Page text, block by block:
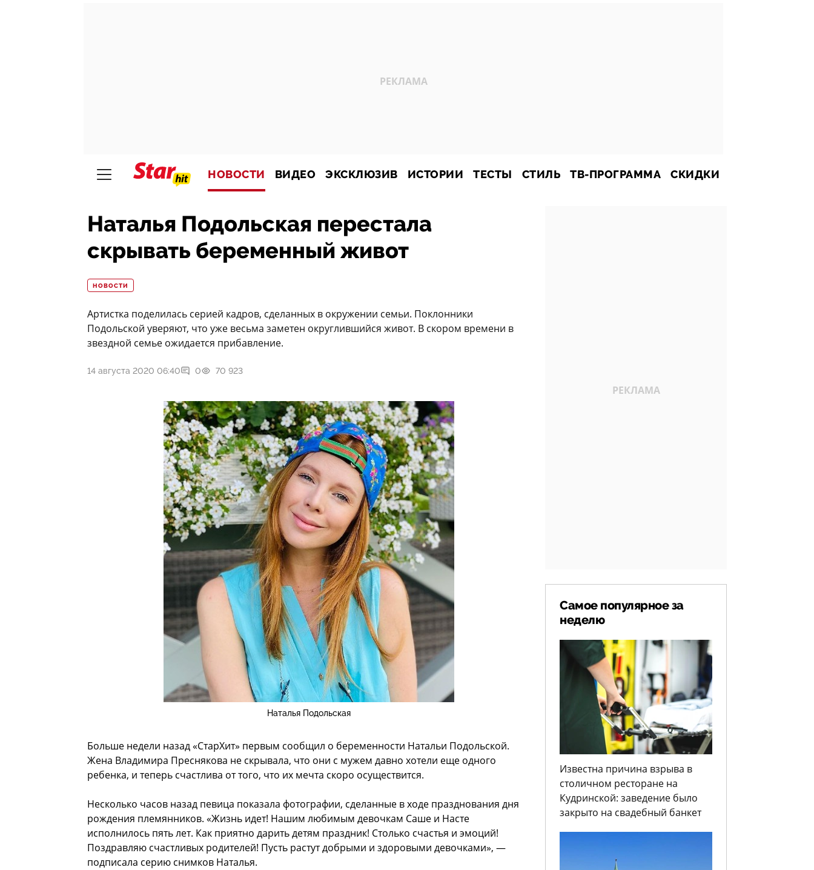
НОВОСТИ ВИДЕО ЭКСКЛЮЗИВ ИСТОРИИ ТЕСТЫ СТИЛЬ ТВ-ПРОГРАММА СКИДКИ
Наталья Подольская перестала
скрывать беременный живот
НОВОСТИ
Артистка поделилась серией кадров, сделанных в окружении семьи. Поклонники
Подольской уверяют, что уже весьма заметен округлившийся живот. В скором времени в
звездной семье ожидается прибавление.
14 августа 2020 06:40 0 70 923
Наталья Подольская
Больше недели назад «СтарХит» первым сообщил о беременности Натальи Подольской.
Жена Владимира Преснякова не скрывала, что они с мужем давно хотели еще одного
ребенка, и теперь счастлива от того, что их мечта скоро осуществится.
Несколько часов назад певица показала фотографии, сделанные в ходе празднования дня
рождения племянников. «Жизнь идет! Нашим любимым девочкам Саше и Насте
исполнилось пять лет. Как приятно дарить детям праздник! Столько счастья и эмоций!
Поздравляю счастливых родителей! Пусть растут добрыми и здоровыми девочками», —
подписала серию снимков Наталья.
Самое популярное за
неделю
Известна причина взрыва в
столичном ресторане на
Кудринской: заведение было
закрыто на свадебный банкет